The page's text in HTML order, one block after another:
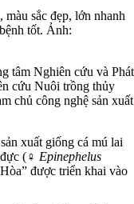
sắc đẹp, lớn nhanh
tốt. Ảnh:
tâm Nghiên cứu và Phát
cứu Nuôi trồng thủy
chủ công nghệ sản xuất
xuất giống cá mú lai
(♀ Epinephelus
được triển khai vào